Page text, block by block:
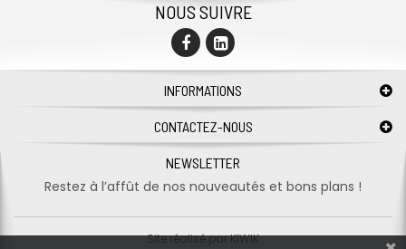
NOUS SUIVRE
INFORMATIONS
CONTACTEZ-NOUS
NEWSLETTER
Restez à l’affût de nos nouveautés et bons plans !
Site réalisé parKIWIK